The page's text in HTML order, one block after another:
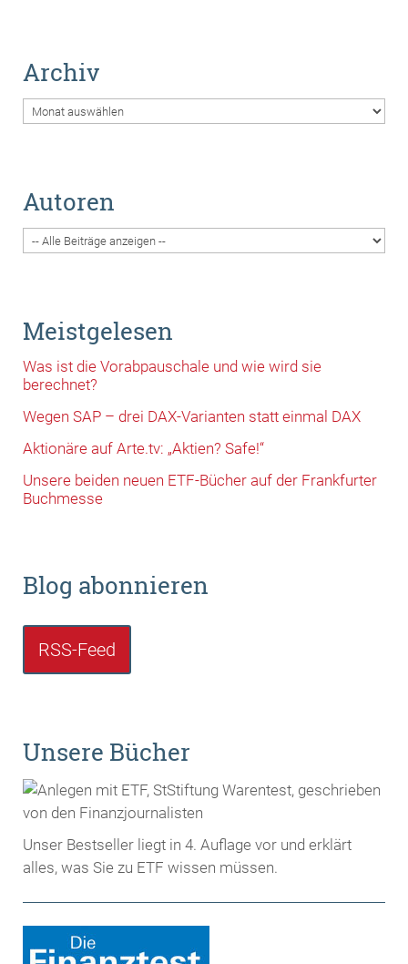
Archiv
Archiv
Autoren
Meistgelesen
Was ist die Vorabpauschale und wie wird sie
berechnet?
Wegen SAP – drei DAX-Varianten statt einmal DAX
Aktionäre auf Arte.tv: „Aktien? Safe!“
Unsere beiden neuen ETF-Bücher auf der Frankfurter
Buchmesse
Blog abonnieren
RSS-Feed
Unsere Bücher
Unser Bestseller liegt in 4. Auflage vor und erklärt
alles, was Sie zu ETF wissen müssen.